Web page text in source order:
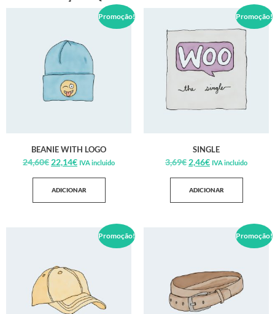
Promoção!
BEANIE WITH LOGO
24,60€ 22,14€ IVA incluido
ADICIONAR
Promoção!
SINGLE
3,69€ 2,46€ IVA incluido
ADICIONAR
Promoção! Promoção!